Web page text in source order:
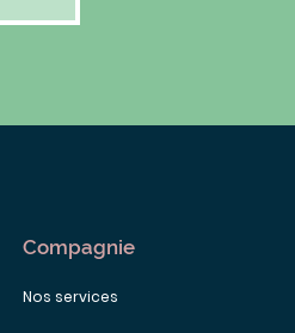
Compagnie
Nos services